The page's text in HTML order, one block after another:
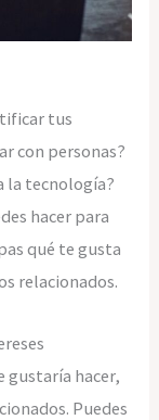
tus
con personas?
la tecnología?
hacer para
qué te gusta
relacionados.
gustaría hacer,
Puedes